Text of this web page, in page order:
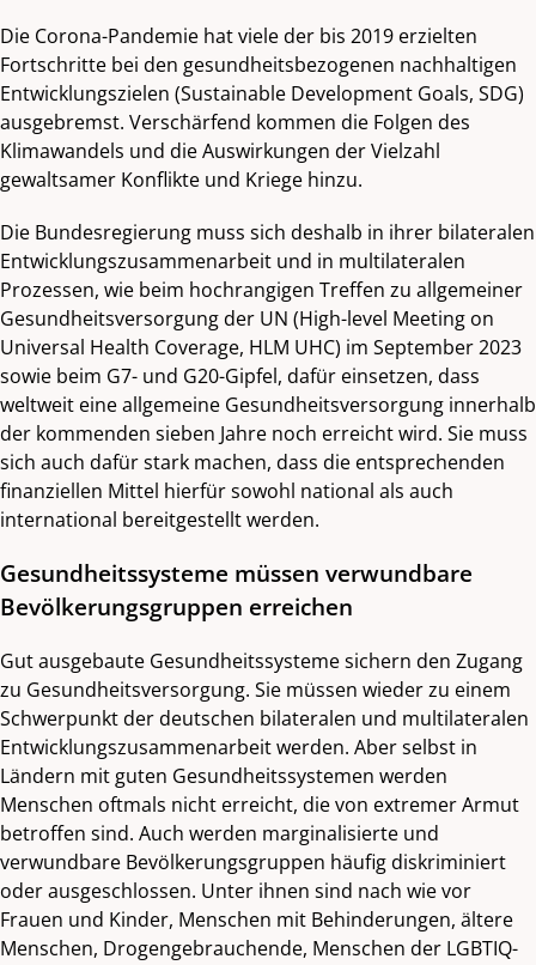
Die Corona-Pandemie hat viele der bis 2019 erzielten
Fortschritte bei den gesundheitsbezogenen nachhaltigen
Entwicklungszielen (Sustainable Development Goals, SDG)
ausgebremst. Verschärfend kommen die Folgen des
Klimawandels und die Auswirkungen der Vielzahl
gewaltsamer Konflikte und Kriege hinzu.
Die Bundesregierung muss sich deshalb in ihrer bilateralen
Entwicklungszusammenarbeit und in multilateralen
Prozessen, wie beim hochrangigen Treffen zu allgemeiner
Gesundheitsversorgung der UN (High-level Meeting on
Universal Health Coverage, HLM UHC) im September 2023
sowie beim G7- und G20-Gipfel, dafür einsetzen, dass
weltweit eine allgemeine Gesundheitsversorgung innerhalb
der kommenden sieben Jahre noch erreicht wird. Sie muss
sich auch dafür stark machen, dass die entsprechenden
finanziellen Mittel hierfür sowohl national als auch
international bereitgestellt werden.
Gesundheitssysteme müssen verwundbare
Bevölkerungsgruppen erreichen
Gut ausgebaute Gesundheitssysteme sichern den Zugang
zu Gesundheitsversorgung. Sie müssen wieder zu einem
Schwerpunkt der deutschen bilateralen und multilateralen
Entwicklungszusammenarbeit werden. Aber selbst in
Ländern mit guten Gesundheitssystemen werden
Menschen oftmals nicht erreicht, die von extremer Armut
betroffen sind. Auch werden marginalisierte und
verwundbare Bevölkerungsgruppen häufig diskriminiert
oder ausgeschlossen. Unter ihnen sind nach wie vor
Frauen und Kinder, Menschen mit Behinderungen, ältere
Menschen, Drogengebrauchende, Menschen der LGBTIQ-